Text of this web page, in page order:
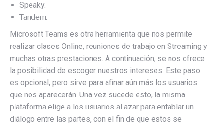
Speaky.
Tandem.
Microsoft Teams es otra herramienta que nos permite
realizar clases Online, reuniones de trabajo en Streaming y
muchas otras prestaciones. A continuación, se nos ofrece
la posibilidad de escoger nuestros intereses. Este paso
es opcional, pero sirve para afinar aún más los usuarios
que nos aparecerán. Una vez sucede esto, la misma
plataforma elige a los usuarios al azar para entablar un
diálogo entre las partes, con el fin de que estos se